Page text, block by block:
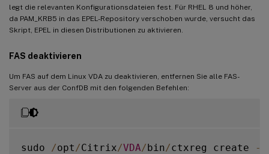
legt die relevanten Konfigurationsdateien fest. Für RHEL 8 und höher,
da PAM_KRB5 in das EPEL-Repository verschoben wurde, versucht das
Skript, EPEL in diesen Distributionen zu aktivieren.
FAS deaktivieren
Um FAS auf dem Linux VDA zu deaktivieren, entfernen Sie alle FAS-
Server aus der ConfDB mit den folgenden Befehlen:
sudo /opt /Citrix/VDA/bin/ctxreg create -